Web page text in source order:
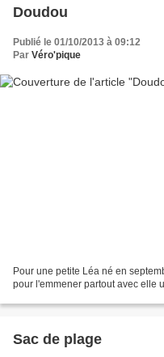
Doudou
Publié le 01/10/2013 à 09:12
Par Véro'pique
Pour une petite Léa né en
pour l'emmener partout avec elle
Sac de plage